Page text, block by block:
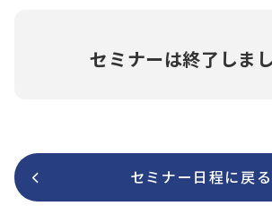
セミナーは終了しまし
セミナー日程に戻る